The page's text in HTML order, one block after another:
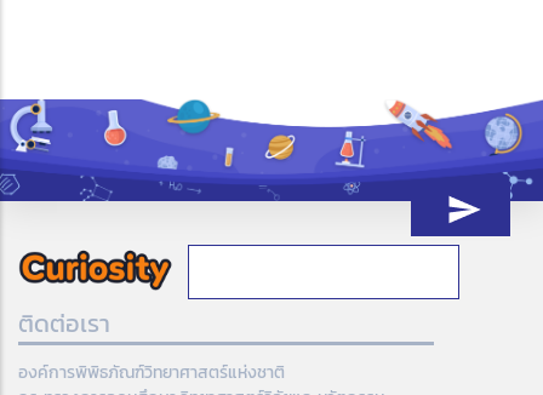
ติดต่อเรา
องค์การพิพิธภัณฑ์วิทยาศาสตร์แห่งชาติ